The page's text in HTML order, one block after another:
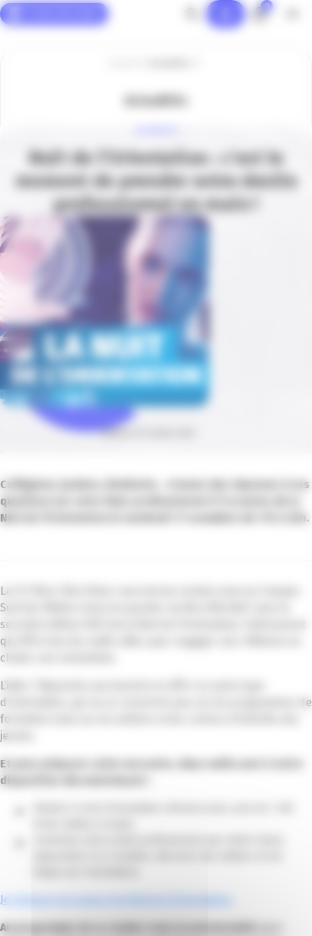
0
Actualités
Nuit de l’Orientation : c’est le
moment de prendre votre destin
professionnel en main !
Publié le 23 octobre 2023
Collégiens, lycéens, étudiants… trouvez des réponses à vos
questions sur votre futur professionnel à l’occasion de la
Nuit de l’Orientation le vendredi 17 novembre de 17h à 22h.
La CCI Nice Côte d’Azur vous donne rendez-vous au Campus
Sud des Métiers dans le quartier de Nice Méridia* pour la
seconde édition 2023 de la Nuit de l’Orientation, l’événement
qui offre tous les outils utiles pour engager une réflexion ou
choisir son orientation.
L’idée ? Répondre aux besoins et offrir un autre type
d’orientation, qui ne se concentre pas sur les programmes de
formation mais sur les métiers et les centres d’intérêts des
jeunes.
Et pour préparer cette rencontre, deux outils sont à votre
disposition dès maintenant :
Je prépare ma venue à la Nuit de l’Orientation
Au programme de ce rendez-vous incontournable
Panneau de gestion des cookies